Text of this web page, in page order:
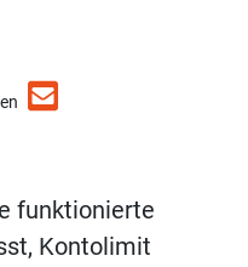
funktionierte
Kontolimit